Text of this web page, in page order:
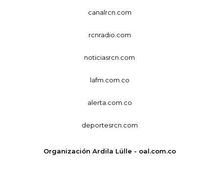
canalrcn.com
rcnradio.com
noticiasrcn.com
lafm.com.co
alerta.com.co
deportesrcn.com
Organización Ardila Lülle - oal.com.co